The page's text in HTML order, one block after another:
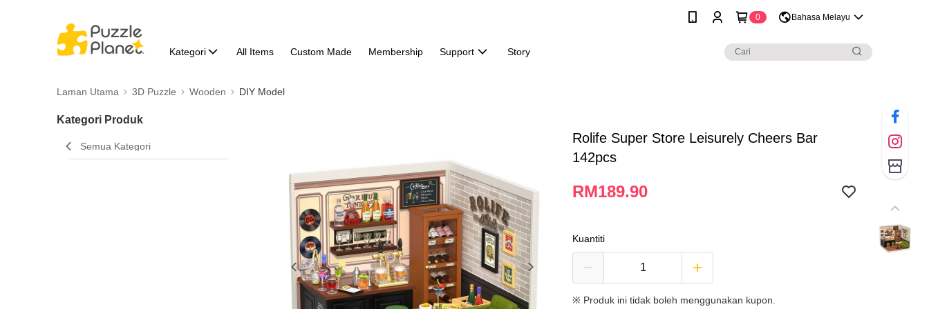
0 Bahasa Melayu
Kategori All Items Custom Made Membership Support Story
Laman Utama 3D Puzzle Wooden DIY Model
Kategori Produk
Semua Kategori
Rolife Super Store Leisurely Cheers Bar
142pcs
RM189.90
Kuantiti
※ Produk ini tidak boleh menggunakan kupon.